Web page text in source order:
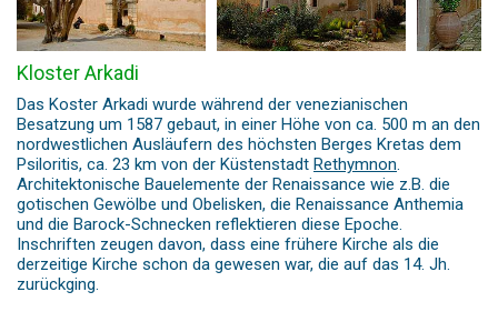
Kloster Arkadi
Das Koster Arkadi wurde während der venezianischen
Besatzung um 1587 gebaut, in einer Höhe von ca. 500 m an den
nordwestlichen Ausläufern des höchsten Berges Kretas dem
Psiloritis, ca. 23 km von der Küstenstadt Rethymnon.
Architektonische Bauelemente der Renaissance wie z.B. die
gotischen Gewölbe und Obelisken, die Renaissance Anthemia
und die Barock-Schnecken reflektieren diese Epoche.
Inschriften zeugen davon, dass eine frühere Kirche als die
derzeitige Kirche schon da gewesen war, die auf das 14. Jh.
zurückging.